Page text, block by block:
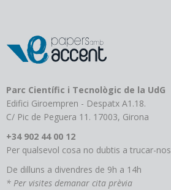
Parc Científic i Tecnològic de la UdG
Edifici Giroempren - Despatx A1.18.
C/ Pic de Peguera 11. 17003, Girona
+34 902 44 00 12
Per qualsevol cosa no dubtis a trucar-nos
De dilluns a divendres de 9h a 14h
* Per visites demanar cita prèvia